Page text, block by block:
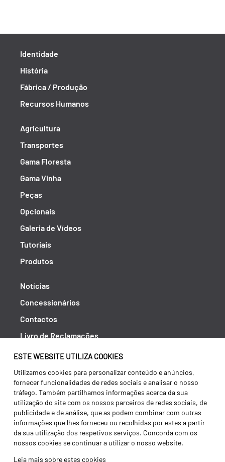
ESTE WEBSITE UTILIZA COOKIES
Utilizamos cookies para personalizar conteúdo e anúncios,
fornecer funcionalidades de redes sociais e analisar o nosso
tráfego. Também partilhamos informações acerca da sua
utilização do site com os nossos parceiros de redes sociais, de
publicidade e de análise, que as podem combinar com outras
informações que lhes forneceu ou recolhidas por estes a partir
da sua utilização dos respetivos serviços. Concorda com os
nossos cookies se continuar a utilizar o nosso website.
Leia mais sobre estes cookies
Identidade
História
Fábrica / Produção
Recursos Humanos
Agricultura
Transportes
Gama Floresta
Gama Vinha
Peças
Opcionais
Galeria de Vídeos
Tutoriais
Produtos
Notícias
Concessionários
Contactos
Livro de Reclamações
Política de Privacidade
Canal de Denúncias (RGPC)
Termos e condições